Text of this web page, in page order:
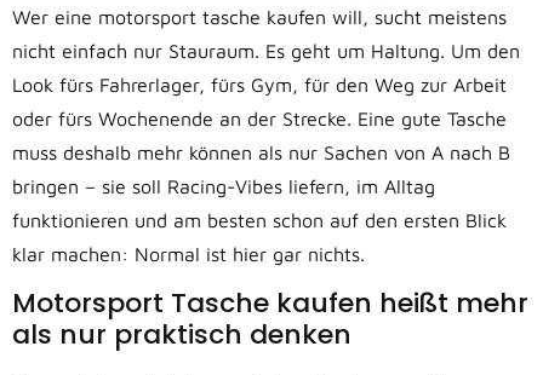
Wer eine motorsport tasche kaufen will, sucht meistens
nicht einfach nur Stauraum. Es geht um Haltung. Um den
Look fürs Fahrerlager, fürs Gym, für den Weg zur Arbeit
oder fürs Wochenende an der Strecke. Eine gute Tasche
muss deshalb mehr können als nur Sachen von A nach B
bringen – sie soll Racing-Vibes liefern, im Alltag
funktionieren und am besten schon auf den ersten Blick
klar machen: Normal ist hier gar nichts.
Motorsport Tasche kaufen heißt mehr
als nur praktisch denken